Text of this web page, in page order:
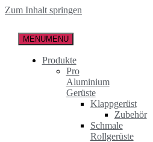
Zum Inhalt springen
MENUMENU
Produkte
Pro
Aluminium
Gerüste
Klappgerüst
Zubehör
Schmale
Rollgerüste